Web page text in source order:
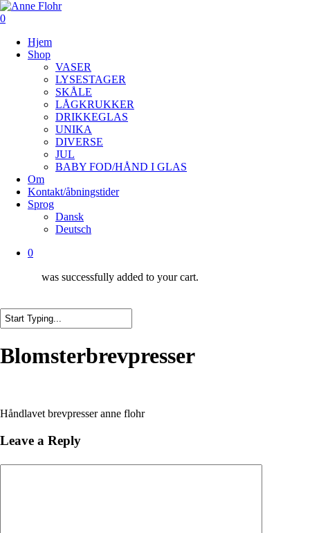
Skip
to
content
0
Hjem
Shop
VASER
LYSESTAGER
SKÅLE
LÅGKRUKKER
DRIKKEGLAS
UNIKA
DIVERSE
JUL
BABY FOD/HÅND I GLAS
Om
Kontakt/åbningstider
Sprog
Dansk
Deutsch
0
was successfully added to your cart.
Search
Blomsterbrevpresser
Håndlavet brevpresser anne flohr
Leave a Reply